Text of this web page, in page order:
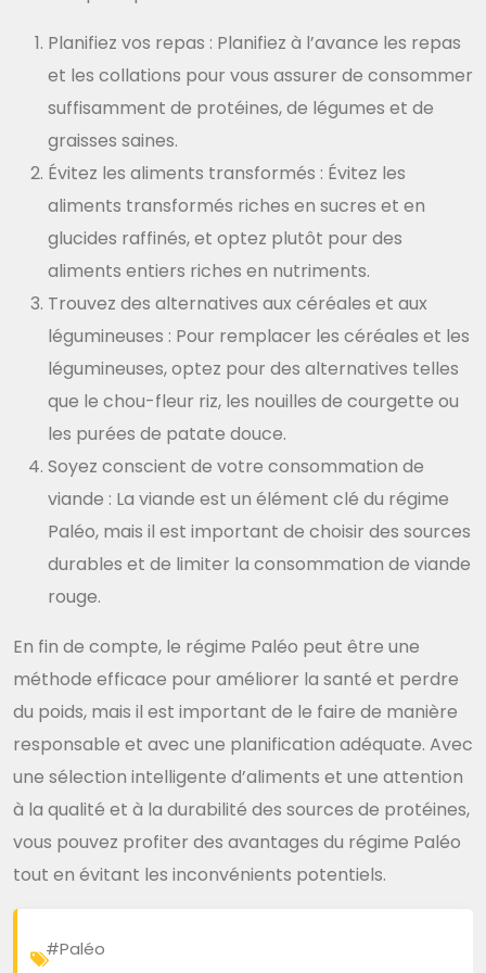
Planifiez vos repas : Planifiez à l’avance les repas
et les collations pour vous assurer de consommer
suffisamment de protéines, de légumes et de
graisses saines.
Évitez les aliments transformés : Évitez les
aliments transformés riches en sucres et en
glucides raffinés, et optez plutôt pour des
aliments entiers riches en nutriments.
Trouvez des alternatives aux céréales et aux
légumineuses : Pour remplacer les céréales et les
légumineuses, optez pour des alternatives telles
que le chou-fleur riz, les nouilles de courgette ou
les purées de patate douce.
Soyez conscient de votre consommation de
viande : La viande est un élément clé du régime
Paléo, mais il est important de choisir des sources
durables et de limiter la consommation de viande
rouge.
En fin de compte, le régime Paléo peut être une
méthode efficace pour améliorer la santé et perdre
du poids, mais il est important de le faire de manière
responsable et avec une planification adéquate. Avec
une sélection intelligente d’aliments et une attention
à la qualité et à la durabilité des sources de protéines,
vous pouvez profiter des avantages du régime Paléo
tout en évitant les inconvénients potentiels.
#Paléo